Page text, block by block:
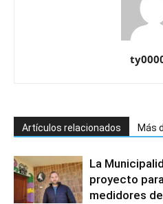
Artículos relacionados Más
La
proyecto
medidores